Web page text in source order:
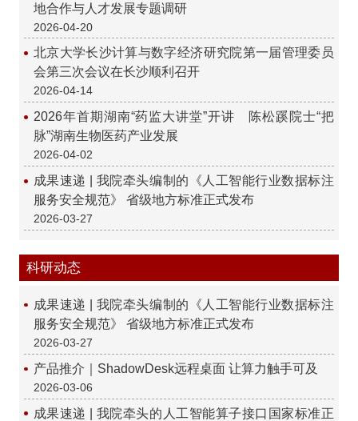
地合作与人才发展专题调研
2026-04-20
北京大学长沙计算与数字经济研究院第一届管理委员
会第三次会议在长沙顺利召开
2026-04-14
2026年首期湖南“药监大讲堂”开讲 陈松蹊院士“把
脉”湖南生物医药产业发展
2026-04-02
成果速递 | 我院牵头编制的《人工智能行业数据标注
服务安全规范》 省级地方标准正式发布
2026-03-27
科研动态
成果速递 | 我院牵头编制的《人工智能行业数据标注
服务安全规范》 省级地方标准正式发布
2026-03-27
产品推介｜ShadowDesk远程桌面 让算力触手可及
2026-03-06
成果速递 | 我院牵头的人工智能算子接口国家标准正